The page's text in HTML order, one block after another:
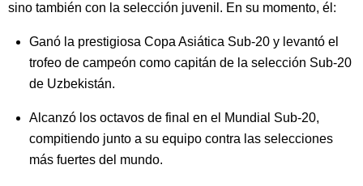
sino también con la selección juvenil. En su momento, él:
Ganó la prestigiosa Copa Asiática Sub-20 y levantó el
trofeo de campeón como capitán de la selección Sub-20
de Uzbekistán.
Alcanzó los octavos de final en el Mundial Sub-20,
compitiendo junto a su equipo contra las selecciones
más fuertes del mundo.